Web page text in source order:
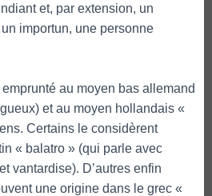
et, par extension, un
importun, une personne
au moyen bas allemand
et au moyen hollandais «
Certains le considèrent
« balatro » (qui parle avec
vantardise). D’autres enfin
une origine dans le grec «